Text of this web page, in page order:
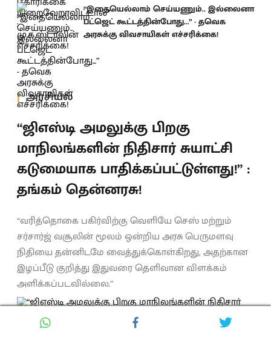
“இதையெல்லாம் செய்யணும்.. இல்லைனா
பட்ஜெட் கூட்டத்தின்போது...” - தவெக
அரசுக்கு விவசாயிகள் எச்சரிக்கை!
அரசியல்
“ஜிஎஸ்டி அமலுக்கு பிறகு
மாநிலங்களின் நிதிசார் சுயாட்சி
கடுமையாக பாதிக்கப்பட்டுள்ளது!” :
தங்கம் தென்னரசு!
“வரித்தொகை பகிர்விற்கு வெளியே செஸ் மற்றும்
சர்சார்ஜ் வசூலின் மூலம் ஒன்றிய அரசு பெருமளவு
நிதியை தன்னிடமே வைத்துக்கொள்கிறது, அதற்கான
இழப்பீடு குறித்து இதுவரை தெளிவான விளக்கம்
அளிக்கப்படவில்லை.”